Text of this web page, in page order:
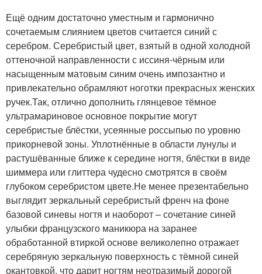
Ещё одним достаточно уместным и гармонично
сочетаемым слиянием цветов считается синий с
серебром. Серебристый цвет, взятый в одной холодной
оттеночной направленности с иссиня-чёрным или
насыщенным матовым синим очень импозантно и
привлекательно обрамляют ноготки прекрасных женских
ручек.Так, отлично дополнить глянцевое тёмное
ультрамариновое основное покрытие могут
серебристые блёстки, усеянные россыпью по уровню
прикорневой зоны. Уплотнённые в области лунулы и
растушёванные ближе к середине ногтя, блёстки в виде
шиммера или глиттера чудесно смотрятся в своём
глубоком серебристом цвете.Не менее презентабельно
выглядит зеркальный серебристый френч на фоне
базовой синевы ногтя и наоборот – сочетание синей
улыбки французского маникюра на заранее
обработанной втиркой основе великолепно отражает
серебряную зеркальную поверхность с тёмной синей
окантовкой, что дарит ногтям неотразимый дорогой